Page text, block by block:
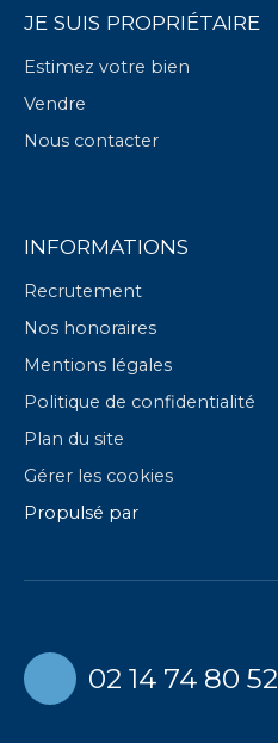
JE SUIS PROPRIÉTAIRE
Estimez votre bien
Vendre
Nous contacter
INFORMATIONS
Recrutement
Nos honoraires
Mentions légales
Politique de confidentialité
Plan du site
Gérer les cookies
Propulsé par
02 14 74 80 52